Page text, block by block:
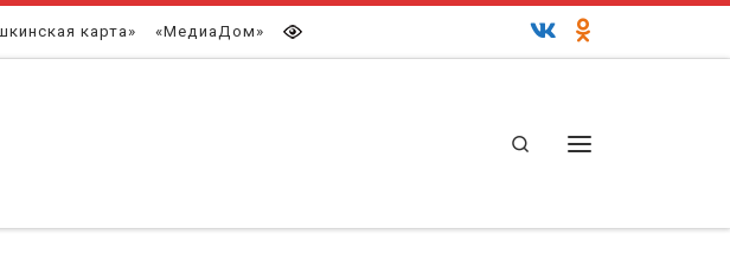
карта» «МедиаДом»
Search